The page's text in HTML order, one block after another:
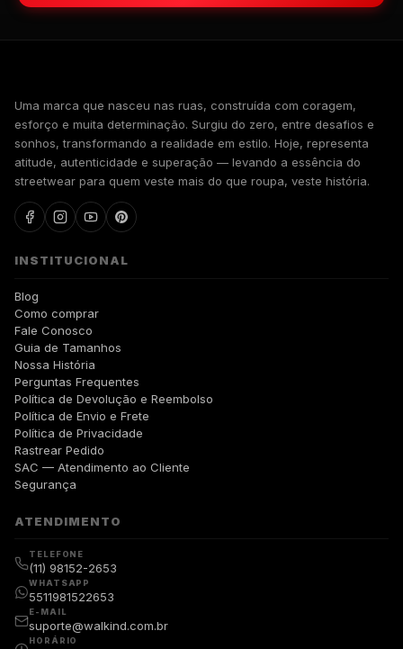
Uma marca que nasceu nas ruas, construída com coragem,
esforço e muita determinação. Surgiu do zero, entre desafios e
sonhos, transformando a realidade em estilo. Hoje, representa
atitude, autenticidade e superação — levando a essência do
streetwear para quem veste mais do que roupa, veste história.
INSTITUCIONAL
Blog
Como comprar
Fale Conosco
Guia de Tamanhos
Nossa História
Perguntas Frequentes
Política de Devolução e Reembolso
Política de Envio e Frete
Política de Privacidade
Rastrear Pedido
SAC — Atendimento ao Cliente
Segurança
ATENDIMENTO
TELEFONE
(11) 98152-2653
WHATSAPP
5511981522653
E-MAIL
suporte@walkind.com.br
HORÁRIO